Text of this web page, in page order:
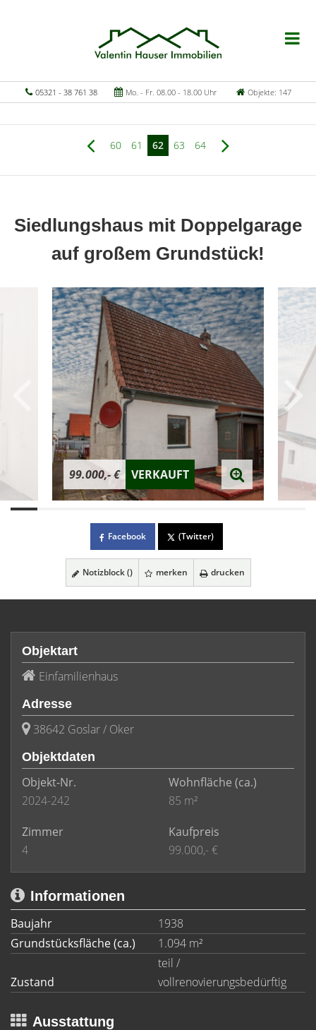
05321 - 38 761 38 Mo. - Fr. 08.00 - 18.00 Uhr Objekte: 147
60 61 62 63 64
Siedlungshaus mit Doppelgarage
auf großem Grundstück!
99.000,- € VERKAUFT
Facebook (Twitter)
Notizblock () merken drucken
Objektart
Einfamilienhaus
Adresse
38642 Goslar / Oker
Objektdaten
Objekt-Nr.
2024-242
Wohnfläche (ca.)
85 m²
Zimmer
4
Kaufpreis
99.000,- €
Informationen
Baujahr
1938
Grundstücksfläche (ca.)
1.094 m²
Zustand
teil /
vollrenovierungsbedürftig
Ausstattung